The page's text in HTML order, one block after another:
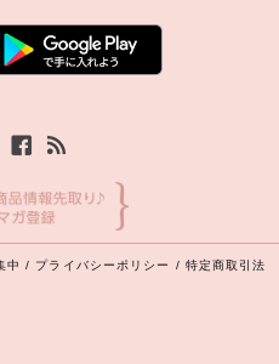
中 / プライバシーポリシー / 特定商取引法